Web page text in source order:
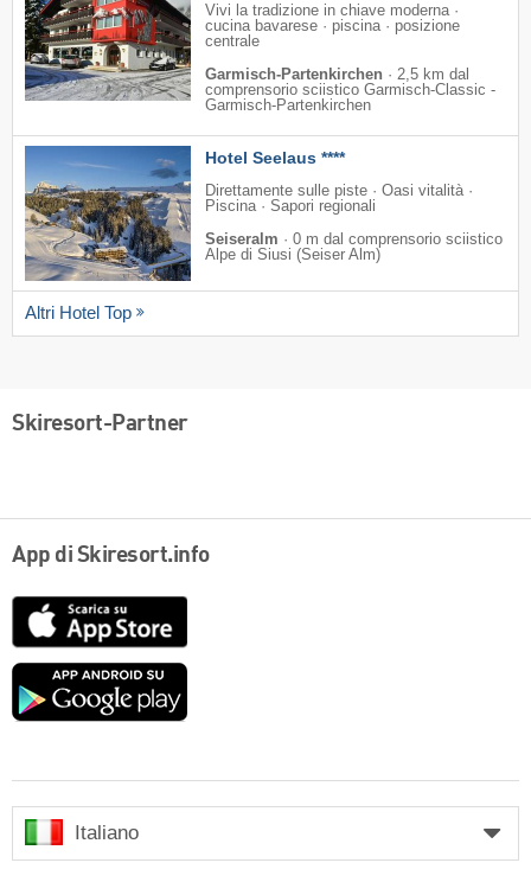
Vivi la tradizione in chiave moderna ·
cucina bavarese · piscina · posizione
centrale
Garmisch-Partenkirchen · 2,5 km dal
comprensorio sciistico Garmisch-Classic -
Garmisch-Partenkirchen
Hotel Seelaus ****
Direttamente sulle piste · Oasi vitalità ·
Piscina · Sapori regionali
Seiseralm · 0 m dal comprensorio sciistico
Alpe di Siusi (Seiser Alm)
Altri Hotel Top
Skiresort-Partner
App di Skiresort.info
Google
Italiano